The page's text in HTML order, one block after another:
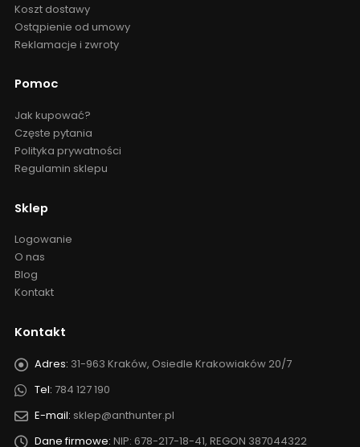
Czas realizacji zamówienia
Formy płatności
Koszt dostawy
Pomoc
Jak kupować?
Częste pytania
Sklep
Logowanie
O nas